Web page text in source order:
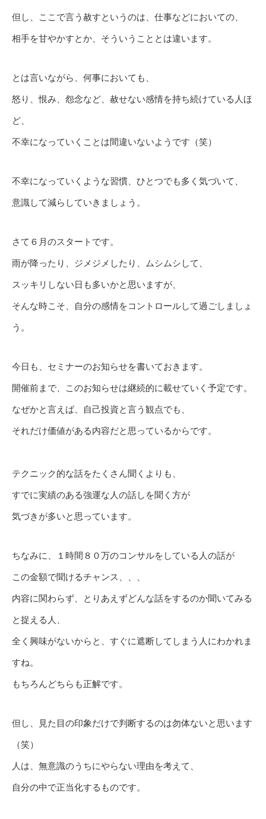
但し、ここで言う赦すというのは、仕事などにおいての、
相手を甘やかすとか、そういうこととは違います。
とは言いながら、何事においても、
怒り、恨み、怨念など、赦せない感情を持ち続けている人ほ
ど、
不幸になっていくことは間違いないようです（笑）
不幸になっていくような習慣、ひとつでも多く気づいて、
意識して減らしていきましょう。
さて６月のスタートです。
雨が降ったり、ジメジメしたり、ムシムシして、
スッキリしない日も多いかと思いますが、
そんな時こそ、自分の感情をコントロールして過ごしましょ
う。
今日も、セミナーのお知らせを書いておきます。
開催前まで、このお知らせは継続的に載せていく予定です。
なぜかと言えば、自己投資と言う観点でも、
それだけ価値がある内容だと思っているからです。
テクニック的な話をたくさん聞くよりも、
すでに実績のある強運な人の話しを聞く方が
気づきが多いと思っています。
ちなみに、１時間８０万のコンサルをしている人の話が
この金額で聞けるチャンス、、、
内容に関わらず、とりあえずどんな話をするのか聞いてみる
と捉える人、
全く興味がないからと、すぐに遮断してしまう人にわかれま
すね。
もちろんどちらも正解です。
但し、見た目の印象だけで判断するのは勿体ないと思います
（笑）
人は、無意識のうちにやらない理由を考えて、
自分の中で正当化するものです。